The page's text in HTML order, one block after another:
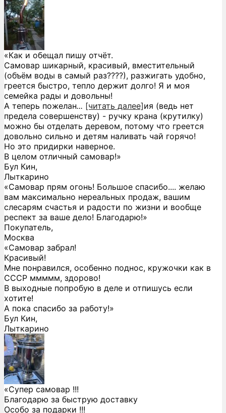
«Как и обещал пишу отчёт.
Самовар шикарный, красивый, вместительный
(объём воды в самый раз????), разжигать удобно,
греется быстро, тепло держит долго! Я и моя
семейка рады и довольны!
А теперь пожелан... [читать далее]ия (ведь нет
предела совершенству) - ручку крана (крутилку)
можно бы отделать деревом, потому что греется
довольно сильно и детям наливать чай горячо!
Но это придирки наверное.
В целом отличный самовар!»
Бул Кин,
Лыткарино
«Самовар прям огонь! Большое спасибо.... желаю
вам максимально нереальных продаж, вашим
слесарям счастья и радости по жизни и вообще
респект за ваше дело! Благодарю!»
Покупатель,
Москва
«Самовар забрал!
Красивый!
Мне понравился, особенно поднос, кружочки как в
СССР ммммм, здорово!
В выходные попробую в деле и отпишусь если
хотите!
А пока спасибо за работу!»
Бул Кин,
Лыткарино
«Супер самовар !!!
Благодарю за быструю доставку
Особо за подарки !!!